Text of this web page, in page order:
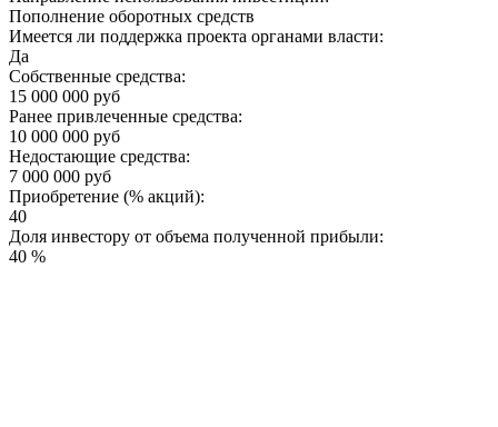
Пополнение оборотных средств
Имеется ли поддержка проекта органами власти:
Да
Собственные средства:
15 000 000 руб
Ранее привлеченные средства:
10 000 000 руб
Недостающие средства:
7 000 000 руб
Приобретение (% акций):
40
Доля инвестору от объема полученной прибыли:
40 %